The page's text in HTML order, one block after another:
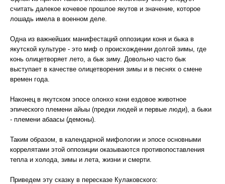
считать далекое кочевое прошлое якутов и значение, которое
лошадь имела в военном деле.
Одна из важнейших манифестаций оппозиции коня и быка в
якутской культуре - это миф о происхождении долгой зимы, где
конь олицетворяет лето, а бык зиму. Довольно часто бык
выступает в качестве олицетворения зимы и в песнях о смене
времен года.
Наконец в якутском эпосе олонхо кони ездовое животное
эпического племени айыы (предки людей и первые люди), а быки
- племени абаасы (демоны).
Таким образом, в календарной мифологии и эпосе основными
коррелятами этой оппозиции оказываются противопоставления
тепла и холода, зимы и лета, жизни и смерти.
Приведем эту сказку в пересказе Кулаковского: